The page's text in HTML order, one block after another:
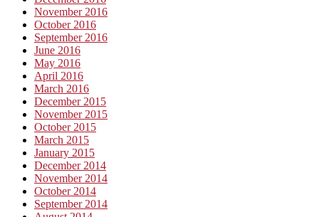
November 2016
October 2016
September 2016
June 2016
May 2016
April 2016
March 2016
December 2015
November 2015
October 2015
March 2015
January 2015
December 2014
November 2014
October 2014
September 2014